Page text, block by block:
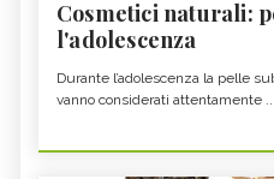
Cosmetici naturali:
l'adolescenza
Durante l’adolescenza la pelle
vanno considerati attentamente ...